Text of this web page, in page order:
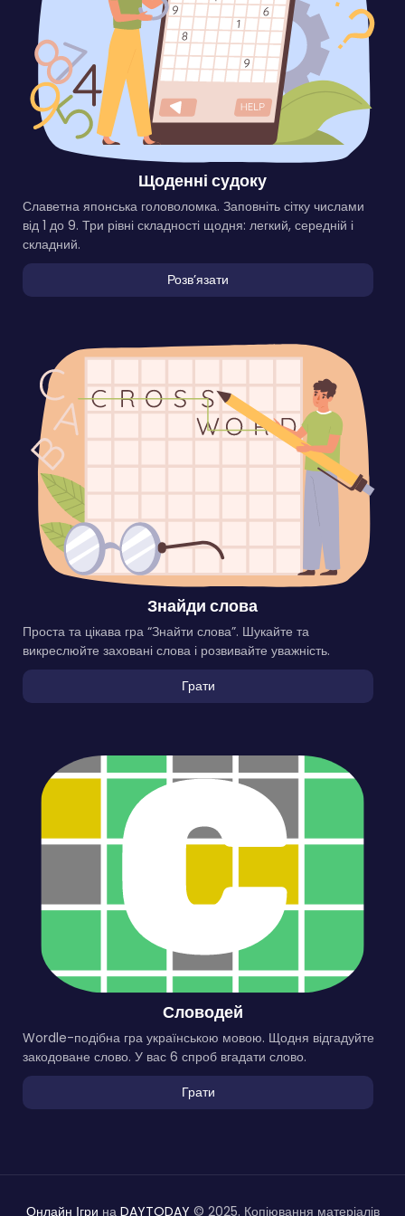
Щоденні судоку
Славетна японська головоломка. Заповніть сітку числами
від 1 до 9. Три рівні складності щодня: легкий, середній і
складний.
Розвʼязати
Знайди слова
Проста та цікава гра “Знайти слова”. Шукайте та
викреслюйте заховані слова і розвивайте уважність.
Грати
Словодей
Wordle-подібна гра українською мовою. Щодня відгадуйте
закодоване слово. У вас 6 спроб вгадати слово.
Грати
Онлайн Ігри на DAYTODAY © 2025. Копіювання матеріалів